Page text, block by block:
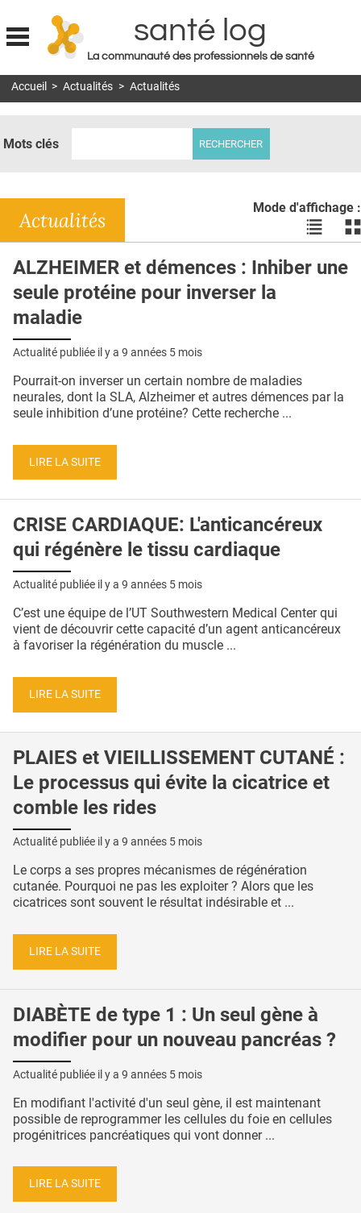
Jump to navigation
santé log
La communauté des professionnels de santé
MON COMPTE
DOSSIERS
RÉSEAUX
E-REVUE SAD
L'APP
PUBLICITÉ
CONTACT
Accueil > Actualités > Actualités
Mots clés
Mode d'affichage :
Voir
les
en
les
en
Actualités
ALZHEIMER et démences : Inhiber une
seule protéine pour inverser la
maladie
Actualité publiée il y a 9 années 5 mois
Pourrait-on inverser un certain nombre de maladies
neurales, dont la SLA, Alzheimer et autres démences par la
seule inhibition d’une protéine? Cette recherche ...
LIRE LA SUITE
CRISE CARDIAQUE: L'anticancéreux
qui régénère le tissu cardiaque
Actualité publiée il y a 9 années 5 mois
C’est une équipe de l’UT Southwestern Medical Center qui
vient de découvrir cette capacité d’un agent anticancéreux
à favoriser la régénération du muscle ...
LIRE LA SUITE
PLAIES et VIEILLISSEMENT CUTANÉ :
Le processus qui évite la cicatrice et
comble les rides
Actualité publiée il y a 9 années 5 mois
Le corps a ses propres mécanismes de régénération
cutanée. Pourquoi ne pas les exploiter ? Alors que les
cicatrices sont souvent le résultat indésirable et ...
LIRE LA SUITE
DIABÈTE de type 1 : Un seul gène à
modifier pour un nouveau pancréas ?
Actualité publiée il y a 9 années 5 mois
En modifiant l'activité d'un seul gène, il est maintenant
possible de reprogrammer les cellules du foie en cellules
progénitrices pancréatiques qui vont donner ...
LIRE LA SUITE